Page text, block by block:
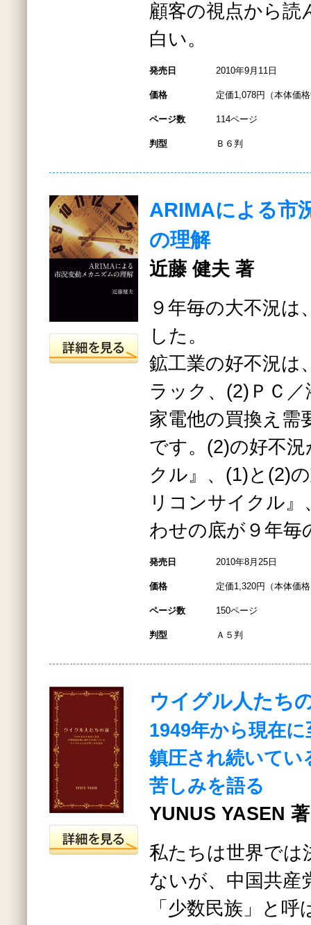
顧客の視点から読
白い。
発売日 2010年9月11日
価格 定価1,078円（本体価
ページ数 114ページ
判型 Ｂ６判
ARIMAによる市
の理解
近藤 健夫 著
９年毎の大不況
した。
鉱工業の好不況は
ラック、(2)ＰＣ
家電他の買換え需
です。(2)の好不
クル』、(1)と(2)
リコンサイクル
わせの底が９年
発売日 2010年8月25日
価格 定価1,320円（本体価
ページ数 150ページ
判型 Ａ５判
ウイグル人たち
1949年から現在
鎮圧され続いてい
苦しみを語る
YUNUS YASEN 著
私たちは世界では
ないが、中国共産
「少数民族」と